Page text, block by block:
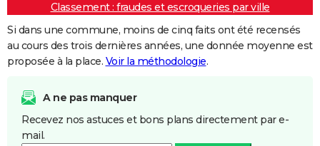
Classement : fraudes et escroqueries par ville
Si dans une commune, moins de cinq faits ont été recensés
au cours des trois dernières années, une donnée moyenne est
proposée à la place. Voir la méthodologie.
A ne pas manquer
Recevez nos astuces et bons plans directement par e-
mail.